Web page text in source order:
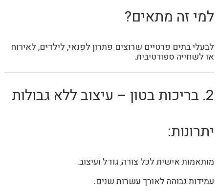
למי זה מתאים?
לבעלי בתים פרטיים שרוצים פתרון לפנאי, לילדים, לאירוח
או לשחייה ספורטיבית.
2. בריכות בטון – עיצוב ללא גבולות
יתרונות:
מותאמות אישית לכל צורה, גודל ועיצוב.
עמידות גבוהה לאורך עשרות שנים.